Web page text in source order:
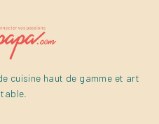
cuisine haut de gamme et art